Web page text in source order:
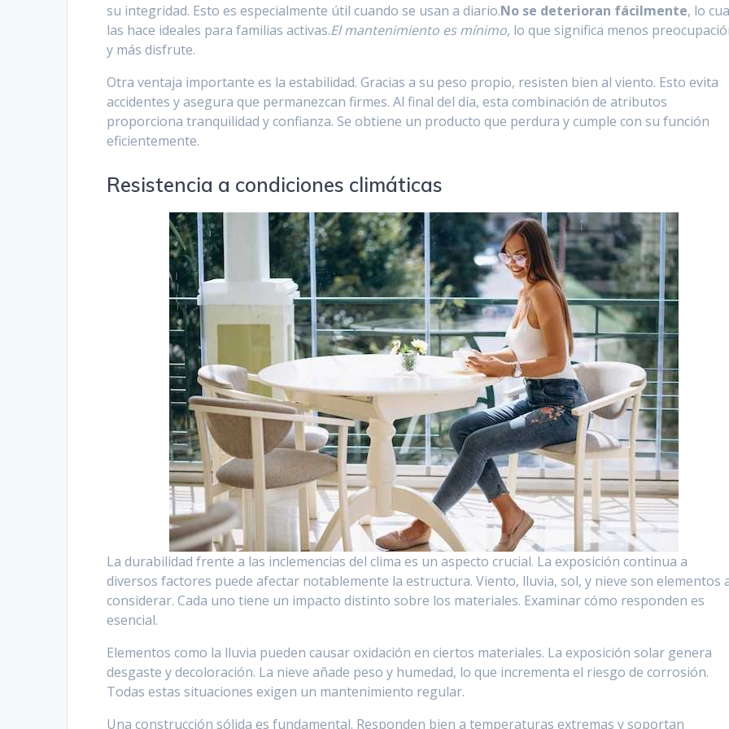
su integridad. Esto es especialmente útil cuando se usan a diario.No se deterioran fácilmente, lo
las hace ideales para familias activas.El mantenimiento es mínimo, lo que significa menos
y más disfrute.
Otra ventaja importante es la estabilidad. Gracias a su peso propio, resisten bien al viento. Esto evita
accidentes y asegura que permanezcan firmes. Al final del día, esta combinación de atributos
proporciona tranquilidad y confianza. Se obtiene un producto que perdura y cumple con su función
eficientemente.
Resistencia a condiciones climáticas
La durabilidad frente a las inclemencias del clima es un aspecto crucial. La exposición continua a
diversos factores puede afectar notablemente la estructura. Viento, lluvia, sol, y nieve son elementos
considerar. Cada uno tiene un impacto distinto sobre los materiales. Examinar cómo responden es
esencial.
Elementos como la lluvia pueden causar oxidación en ciertos materiales. La exposición solar genera
desgaste y decoloración. La nieve añade peso y humedad, lo que incrementa el riesgo de corrosión.
Todas estas situaciones exigen un mantenimiento regular.
Una construcción sólida es fundamental. Responden bien a temperaturas extremas y soportan